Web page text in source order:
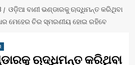
ଓଡ଼ିଆ ବାଣୀ ଭଣ୍ଡାରକୁ ଋଦ୍ଧିମନ୍ତ କରିଥିବା
ମେହେର ଚିର ସ୍ମରଣୀୟ ହୋଇ ରହିବେ
ଋଦ୍ଧିମନ୍ତ କରିଥିବା